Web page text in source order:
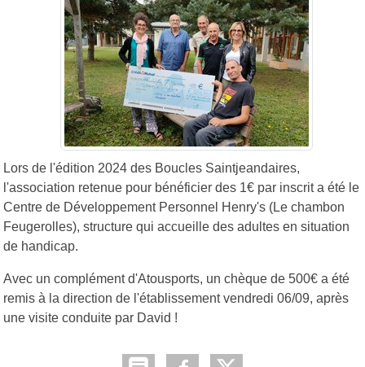
Lors de l'édition 2024 des Boucles Saintjeandaires,
l'association retenue pour bénéficier des 1€ par inscrit a été le
Centre de Développement Personnel Henry's (Le chambon
Feugerolles), structure qui accueille des adultes en situation
de handicap.
Avec un complément d'Atousports, un chèque de 500€ a été
remis à la direction de l'établissement vendredi 06/09, après
une visite conduite par David !